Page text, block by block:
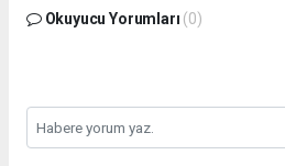
Okuyucu Yorumları (0)